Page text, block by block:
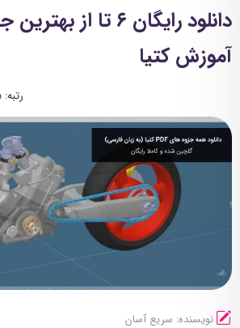
آموزش کتیا
رتبه: 5 ار 4 رای
نویسنده: سریع آسان